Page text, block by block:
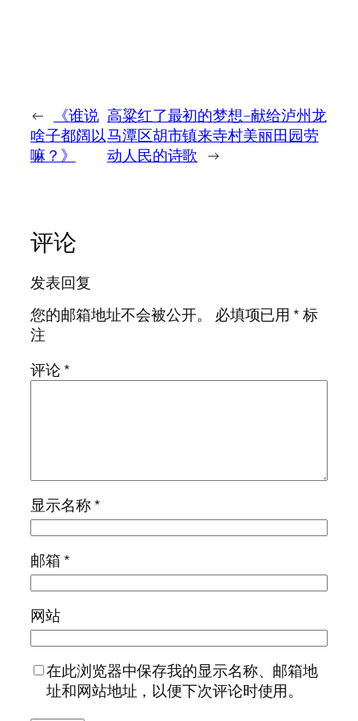
←
《谁说
啥子都阔以
嘛？》
高粱红了最初的梦想–献给泸州龙
马潭区胡市镇来寺村美丽田园劳
动人民的诗歌 →
评论
发表回复
您的邮箱地址不会被公开。
必填项已用*标
注
评论*
显示名称*
邮箱*
网站
在此浏览器中保存我的显示名称、邮箱地
址和网站地址，以便下次评论时使用。